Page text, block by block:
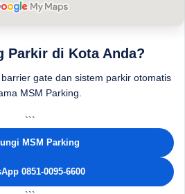
Parkir di Kota Anda?
gate dan sistem parkir otomatis
MSM Parking.
```
MSM Parking
0851-0095-6600